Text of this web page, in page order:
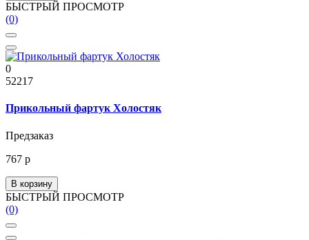
БЫСТРЫЙ ПРОСМОТР
(0)
0
52217
Прикольный фартук Холостяк
Предзаказ
767 р
В корзину
БЫСТРЫЙ ПРОСМОТР
(0)